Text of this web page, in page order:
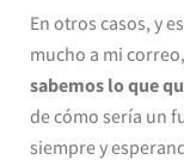
En otros casos, y
mucho a mi
sabemos lo que
de cómo sería un
siempre y